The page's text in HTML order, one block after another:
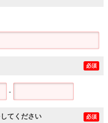
必須
-
てください 必須